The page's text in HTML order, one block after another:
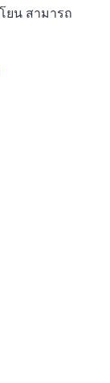
น สามารถ